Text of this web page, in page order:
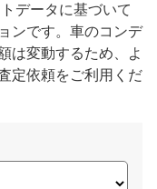
データに基づいて
ンです。車のコンデ
は変動するため、よ
定依頼をご利用くだ